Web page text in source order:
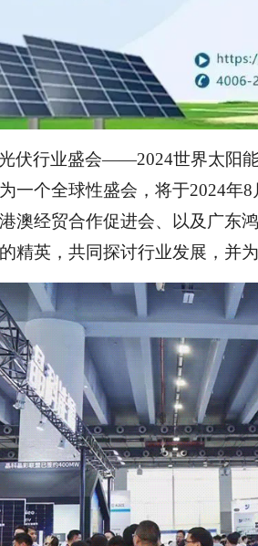
伏行业盛会——2024世界太阳能
一个全球性盛会，将于2024年
澳经贸合作促进会、以及广东
精英，共同探讨行业发展，并